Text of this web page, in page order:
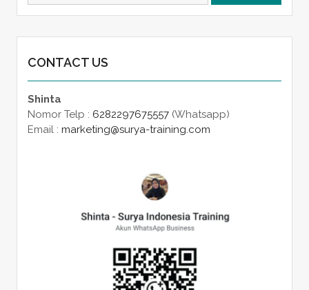
CONTACT US
Shinta
Nomor Telp : 6282297675557(Whatsapp)
Email : marketing@surya-training.com